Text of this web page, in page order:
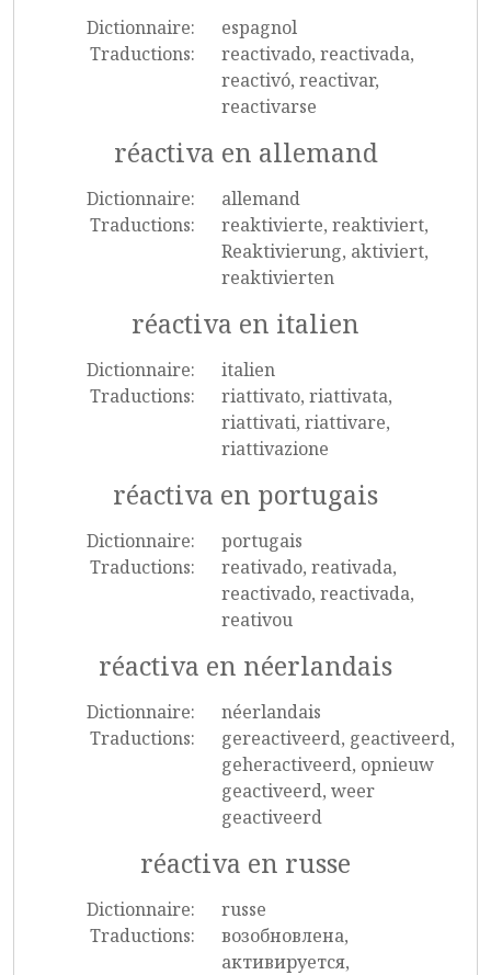
Dictionnaire:
espagnol
Traductions:
reactivado, reactivada,
reactivó, reactivar,
reactivarse
réactiva en allemand
Dictionnaire:
allemand
Traductions:
reaktivierte, reaktiviert,
Reaktivierung, aktiviert,
reaktivierten
réactiva en italien
Dictionnaire:
italien
Traductions:
riattivato, riattivata,
riattivati, riattivare,
riattivazione
réactiva en portugais
Dictionnaire:
portugais
Traductions:
reativado, reativada,
reactivado, reactivada,
reativou
réactiva en néerlandais
Dictionnaire:
néerlandais
Traductions:
gereactiveerd, geactiveerd,
geheractiveerd, opnieuw
geactiveerd, weer
geactiveerd
réactiva en russe
Dictionnaire:
russe
Traductions:
возобновлена,
активируется,